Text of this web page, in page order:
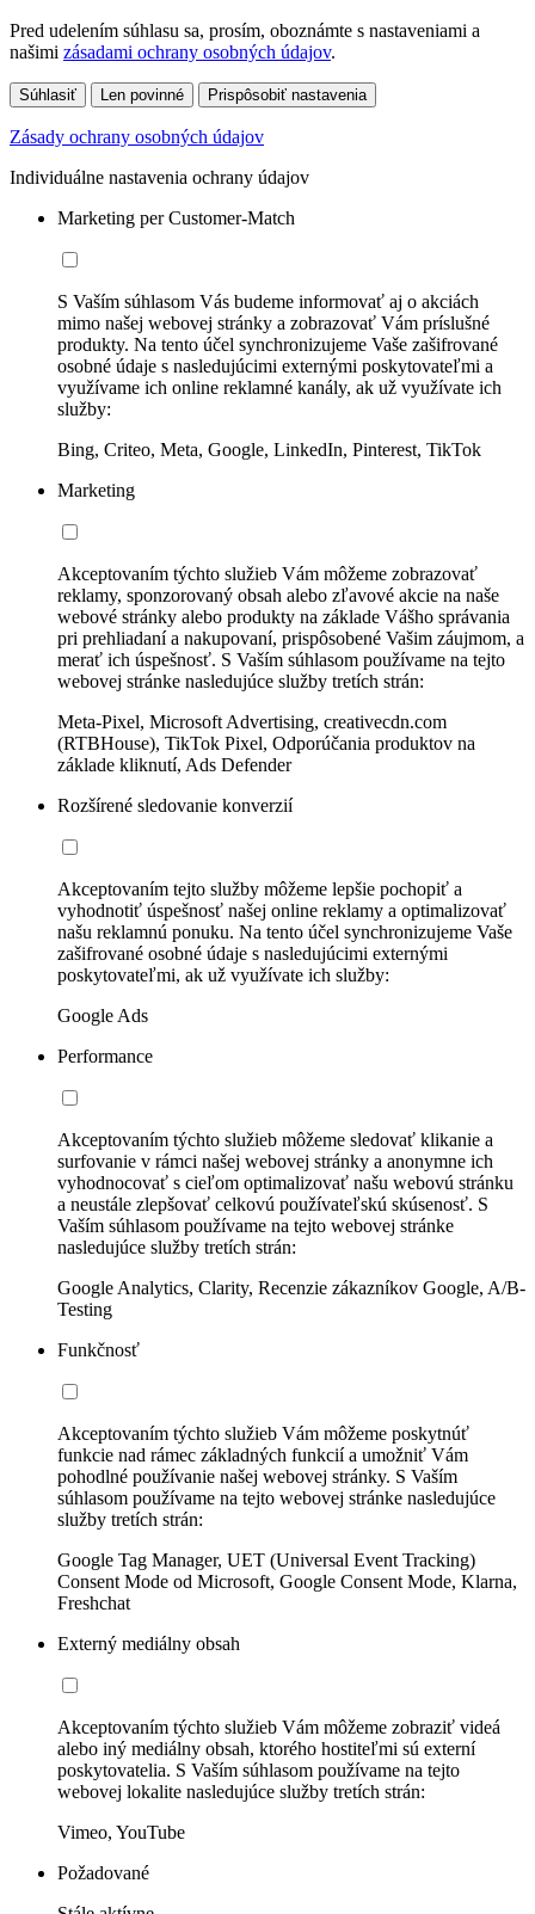
Pred udelením súhlasu sa, prosím, oboznámte s nastaveniami a
našimi zásadami ochrany osobných údajov.
Súhlasiť Len povinné Prispôsobiť nastavenia
Zásady ochrany osobných údajov
Individuálne nastavenia ochrany údajov
Marketing per Customer-Match
S Vaším súhlasom Vás budeme informovať aj o akciách
mimo našej webovej stránky a zobrazovať Vám príslušné
produkty. Na tento účel synchronizujeme Vaše zašifrované
osobné údaje s nasledujúcimi externými poskytovateľmi a
využívame ich online reklamné kanály, ak už využívate ich
služby:
Bing, Criteo, Meta, Google, LinkedIn, Pinterest, TikTok
Marketing
Akceptovaním týchto služieb Vám môžeme zobrazovať
reklamy, sponzorovaný obsah alebo zľavové akcie na naše
webové stránky alebo produkty na základe Vášho správania
pri prehliadaní a nakupovaní, prispôsobené Vašim záujmom, a
merať ich úspešnosť. S Vaším súhlasom používame na tejto
webovej stránke nasledujúce služby tretích strán:
Meta-Pixel, Microsoft Advertising, creativecdn.com
(RTBHouse), TikTok Pixel, Odporúčania produktov na
základe kliknutí, Ads Defender
Rozšírené sledovanie konverzií
Akceptovaním tejto služby môžeme lepšie pochopiť a
vyhodnotiť úspešnosť našej online reklamy a optimalizovať
našu reklamnú ponuku. Na tento účel synchronizujeme Vaše
zašifrované osobné údaje s nasledujúcimi externými
poskytovateľmi, ak už využívate ich služby:
Google Ads
Performance
Akceptovaním týchto služieb môžeme sledovať klikanie a
surfovanie v rámci našej webovej stránky a anonymne ich
vyhodnocovať s cieľom optimalizovať našu webovú stránku
a neustále zlepšovať celkovú používateľskú skúsenosť. S
Vaším súhlasom používame na tejto webovej stránke
nasledujúce služby tretích strán:
Google Analytics, Clarity, Recenzie zákazníkov Google, A/B-
Testing
Funkčnosť
Akceptovaním týchto služieb Vám môžeme poskytnúť
funkcie nad rámec základných funkcií a umožniť Vám
pohodlné používanie našej webovej stránky. S Vaším
súhlasom používame na tejto webovej stránke nasledujúce
služby tretích strán:
Google Tag Manager, UET (Universal Event Tracking)
Consent Mode od Microsoft, Google Consent Mode, Klarna,
Freshchat
Externý mediálny obsah
Akceptovaním týchto služieb Vám môžeme zobraziť videá
alebo iný mediálny obsah, ktorého hostiteľmi sú externí
poskytovatelia. S Vaším súhlasom používame na tejto
webovej lokalite nasledujúce služby tretích strán:
Vimeo, YouTube
Požadované